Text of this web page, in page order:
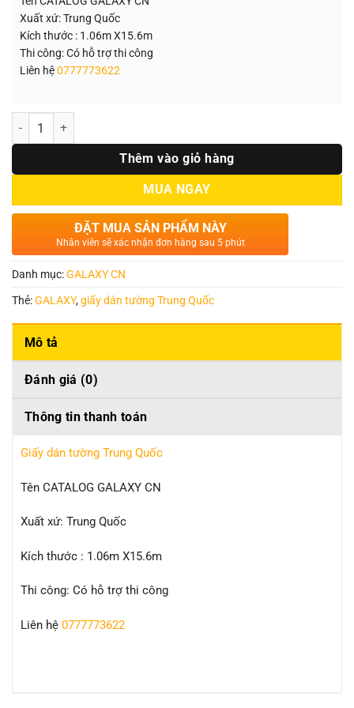
Xuất xứ: Trung Quốc
Kích thước : 1.06m X15.6m
Thi công: Có hỗ trợ thi công
Liên hệ0777773622
Số lượng
Thêm vào giỏ hàng
MUA NGAY
ĐẶT MUA SẢN PHẨM NÀY
Nhân viên sẽ xác nhận đơn hàng sau 5 phút
Danh mục:GALAXY CN
Thẻ:GALAXY,giấy dán tường Trung Quốc
Mô tả
Đánh giá (0)
Thông tin thanh toán
Giấy dán tường Trung Quốc
Tên CATALOG GALAXY CN
Xuất xứ: Trung Quốc
Kích thước : 1.06m X15.6m
Thi công: Có hỗ trợ thi công
Liên hệ 0777773622